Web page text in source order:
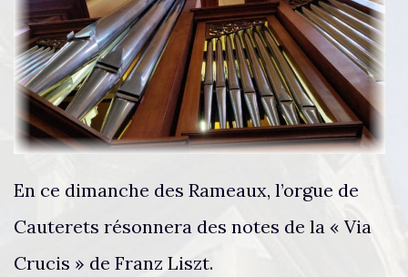
En ce dimanche des Rameaux, l’orgue de
Cauterets résonnera des notes de la « Via
Crucis » de Franz Liszt.